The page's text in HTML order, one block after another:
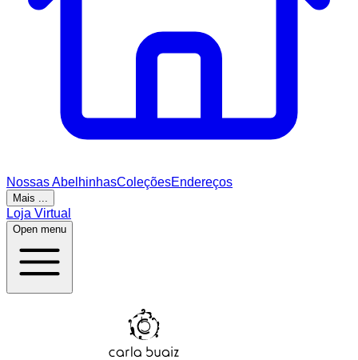
Nossas AbelhinhasColeçõesEndereços
Mais ...
Loja Virtual
Open menu